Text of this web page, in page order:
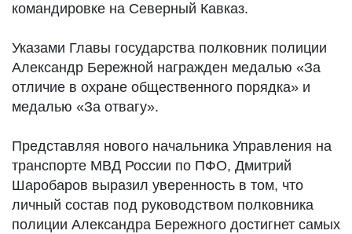
командировке на Северный Кавказ.
Указами Главы государства полковник полиции
Александр Бережной награжден медалью «За
отличие в охране общественного порядка» и
медалью «За отвагу».
Представляя нового начальника Управления на
транспорте МВД России по ПФО, Дмитрий
Шаробаров выразил уверенность в том, что
личный состав под руководством полковника
полиции Александра Бережного достигнет самых